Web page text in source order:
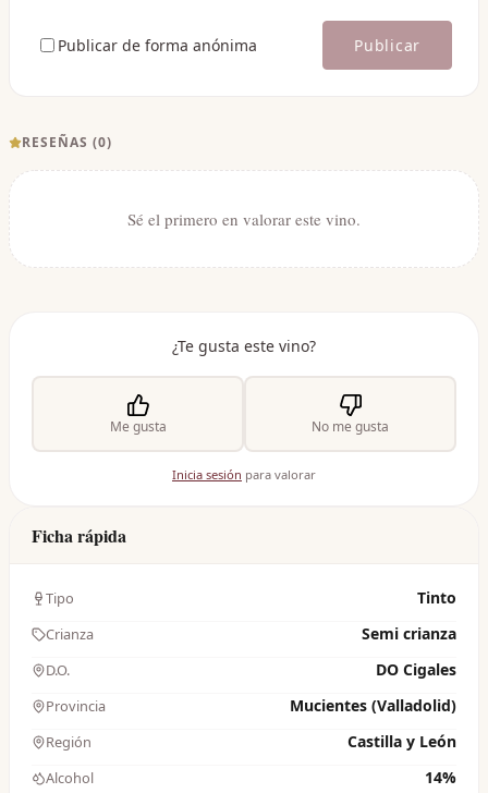
Publicar de forma anónima Publicar
RESEÑAS (0)
Sé el primero en valorar este vino.
¿Te gusta este vino?
Me gusta No me gusta
Inicia sesión para valorar
Ficha rápida
Tipo Tinto
Crianza Semi crianza
D.O. DO Cigales
Provincia Mucientes (Valladolid)
Región Castilla y León
Alcohol 14%